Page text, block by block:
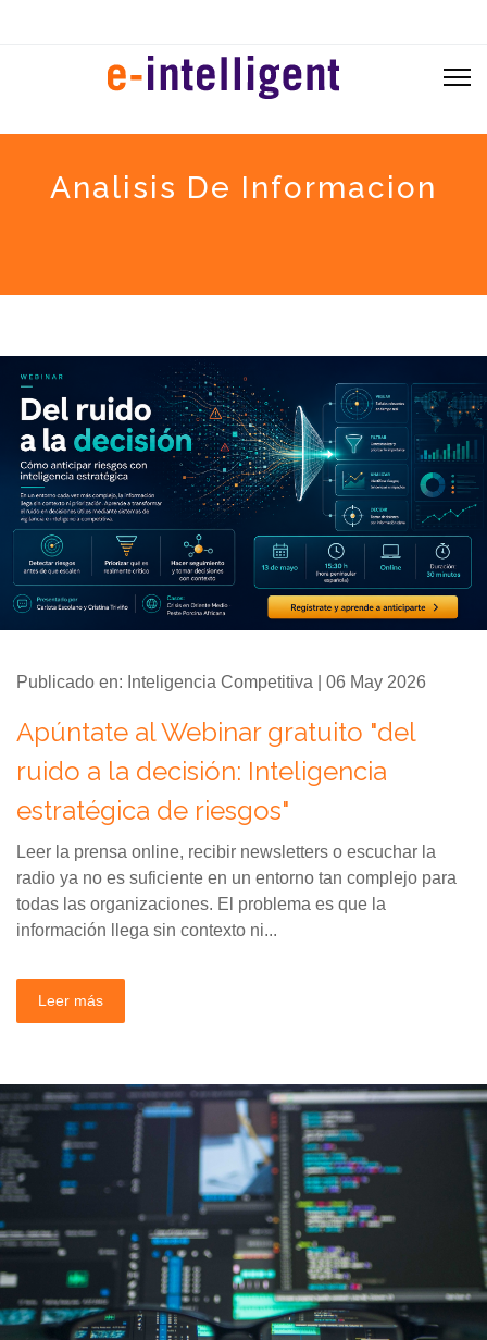
Analisis De Informacion
Publicado en: Inteligencia Competitiva | 06 May 2026
Apúntate al Webinar gratuito "del
ruido a la decisión: Inteligencia
estratégica de riesgos"
Leer la prensa online, recibir newsletters o escuchar la
radio ya no es suficiente en un entorno tan complejo para
todas las organizaciones. El problema es que la
información llega sin contexto ni...
Leer más